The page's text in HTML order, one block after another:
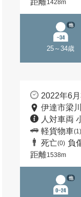
距離1428m
25～34歳
他
2022年6
伊達市梁
人対車両
軽貨物車(1)
死亡(0) 負
距離1538m
他